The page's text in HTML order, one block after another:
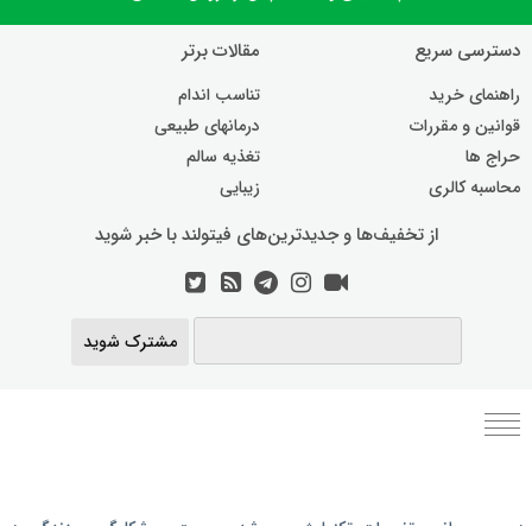
دسترسی سریع
راهنمای خرید
قوانین و مقررات
حراج ها
محاسبه کالری
مقالات برتر
تناسب اندام
درمانهای طبیعی
تغذیه سالم
زیبایی
از تخفیف‌ها و جدیدترین‌های فیتولند با خبر شوید
مشترک شوید